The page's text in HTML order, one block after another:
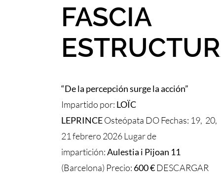
FASCIA
“De la percepción surge la acción”
Impartido por: LOÏC
LEPRINCEOsteópata DO Fechas: 19, 20,
21 febrero 2026 Lugar de
impartición:Aulestia i Pijoan 11
(Barcelona) Precio: 600 €DESCARGAR